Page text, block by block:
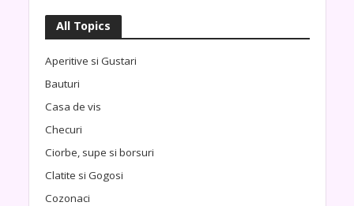
All Topics
Aperitive si Gustari
Bauturi
Casa de vis
Checuri
Ciorbe, supe si borsuri
Clatite si Gogosi
Cozonaci